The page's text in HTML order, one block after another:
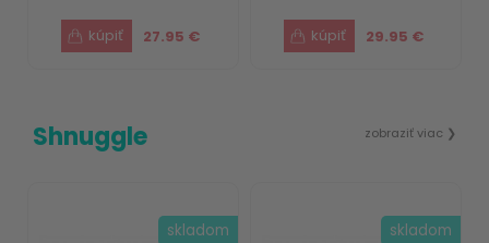
27.95 € 29.95 €
Shnuggle zobraziť viac ❯
skladom skladom